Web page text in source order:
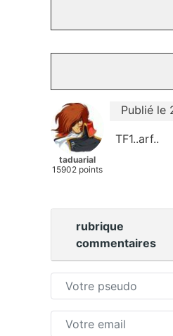
taduarial
15902 points
Publié le
TF1..arf..
rubrique
commentaires